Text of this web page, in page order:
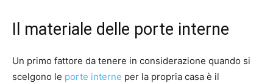
Il materiale delle porte interne
Un primo fattore da tenere in considerazione quando si
scelgono le porte interne per la propria casa è il